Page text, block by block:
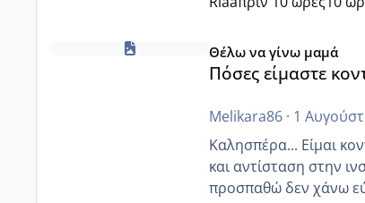
Πόσες είμαστε κοντά 40 και προσπαθούμε;;
Θέλω να γίνω μαμά
Πόσες είμαστε
Melikara86· 1
Καλησπέρα... Είμαι κοντά
και αντίσταση στην
προσπαθώ δεν χάνω εύκολα! Προσπαθώ για ακόμη ένα παιδί εδώ και